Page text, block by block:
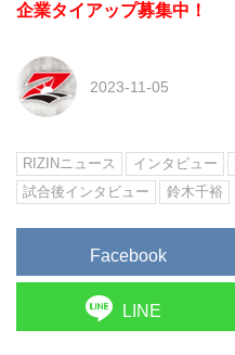
企業タイアップ募集中！
2023-11-05
RIZINニュース インタビュー
試合後インタビュー
鈴木千裕
Facebook
LINE